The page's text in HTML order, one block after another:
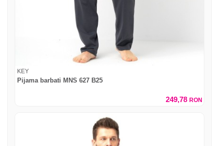
KEY
Pijama barbati MNS 627 B25
249,78 RON